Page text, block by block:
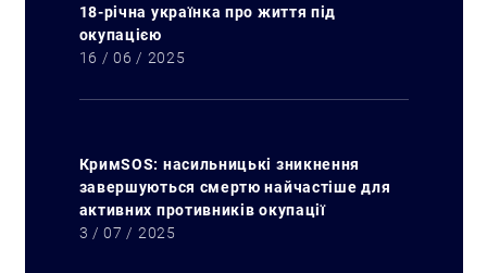
18-річна українка про життя під
окупацією
16 / 06 / 2025
КримSOS: насильницькі зникнення
завершуються смертю найчастіше для
активних противників окупації
3 / 07 / 2025